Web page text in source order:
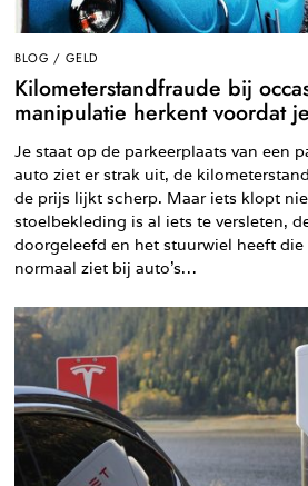
BLOG / GELD
Kilometerstandfraude bij
manipulatie herkent voordat
Je staat op de parkeerplaats van een
auto ziet er strak uit, de
de prijs lijkt scherp. Maar iets klopt
stoelbekleding is al iets te versleten,
doorgeleefd en het stuurwiel heeft
normaal ziet bij auto’s…